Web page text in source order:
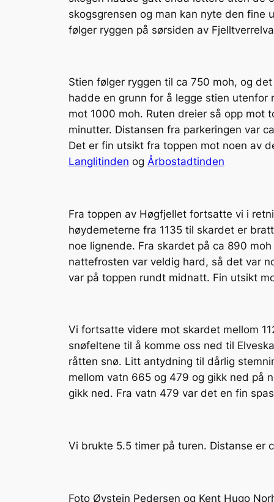
skogsgrensen og man kan nyte den fine
følger ryggen på sørsiden av
Stien følger ryggen til ca 750 moh, og
hadde en grunn for å legge stien
mot 1000 moh. Ruten dreier så opp mot
minutter. Distansen fra parkeringen var
Det er fin utsikt fra toppen mot noen av
Langlitinden og Årbostadtinden
Fra toppen av Høgfjellet fortsatte vi i
høydemeterne fra 1135 til skardet er
noe lignende. Fra skardet på ca 890
nattefrosten var veldig hard, så det var
var på toppen rundt midnatt. Fin utsikt
Vi fortsatte videre mot skardet mellom
snøfeltene til å komme oss ned til
råtten snø. Litt antydning til dårlig
mellom vatn 665 og 479 og gikk ned på
gikk ned. Fra vatn 479 var det en fin
Vi brukte 5.5 timer på turen. Distanse er
Foto Øystein Pedersen og Kent Hugo